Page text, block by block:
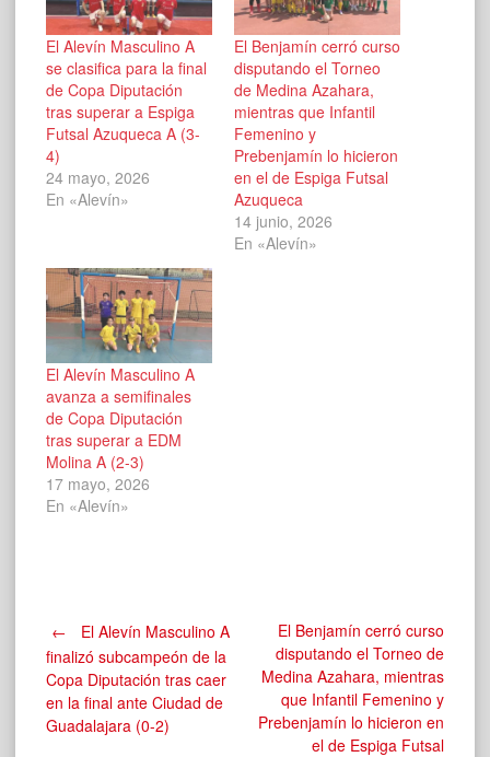
El Alevín Masculino A
se clasifica para la final
de Copa Diputación
tras superar a Espiga
Futsal Azuqueca A (3-
4)
24 mayo, 2026
En «Alevín»
El Benjamín cerró curso
disputando el Torneo
de Medina Azahara,
mientras que Infantil
Femenino y
Prebenjamín lo hicieron
en el de Espiga Futsal
Azuqueca
14 junio, 2026
En «Alevín»
El Alevín Masculino A
avanza a semifinales
de Copa Diputación
tras superar a EDM
Molina A (2-3)
17 mayo, 2026
En «Alevín»
Navegación
de
←
El Alevín Masculino A
finalizó subcampeón de la
Copa Diputación tras caer
en la final ante Ciudad de
Guadalajara (0-2)
El Benjamín cerró curso
disputando el Torneo de
Medina Azahara, mientras
que Infantil Femenino y
Prebenjamín lo hicieron en
el de Espiga Futsal